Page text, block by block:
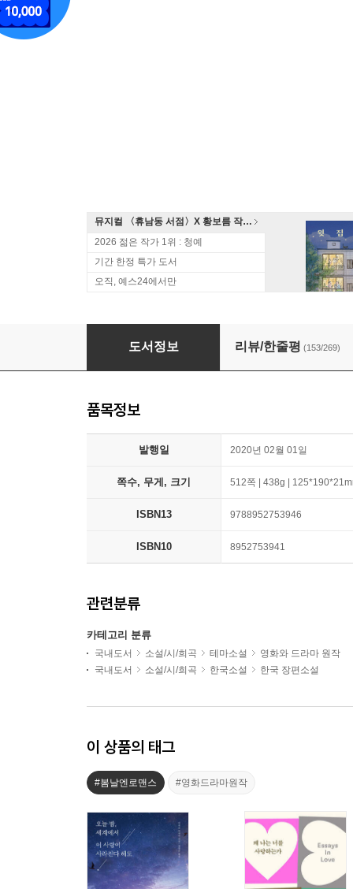
뮤지컬 〈휴남동 서점〉X 황보름 작가 북토크
2026 젊은 작가 1위 : 청예
기간 한정 특가 도서
오직, 예스24에서만
날씨가 좋으면 찾아가겠어요
도서정보 리뷰/한줄평 (153/269)
품목정보
발행일 2020년 02월 01일
쪽수, 무게, 크기 512쪽 | 438g |
ISBN13 9788952753946
ISBN10 8952753941
관련분류
카테고리 분류
국내도서 소설/시/희곡 테마소설
영화와 드라마 원작
국내도서
소설/시/희곡 한국소설 한국 장편소설
이 상품의 태그
#봄날엔로맨스 #영화드라마원작